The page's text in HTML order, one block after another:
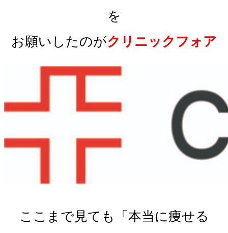
を
お願いしたのがクリニックフォア
ここまで見ても「本当に痩せる